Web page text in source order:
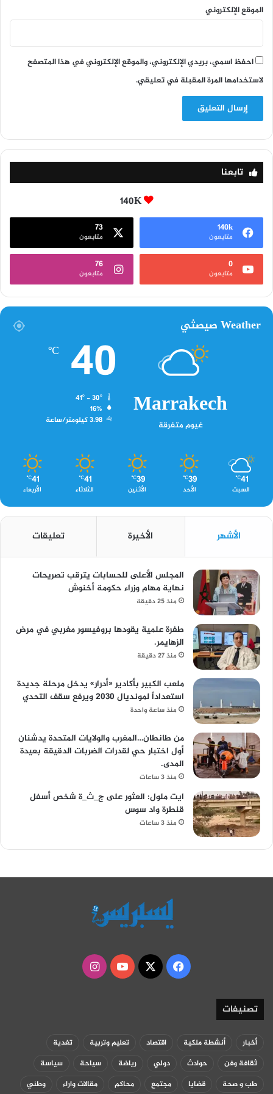
الموقع الإلكتروني
احفظ اسمي، بريدي الإلكتروني، والموقع الإلكتروني في هذا المتصفح
لاستخدامها المرة المقبلة في تعليقي.
تابعنا
140K
140k
متابعون
73
متابعون
0
متابعون
76
متابعون
Weather صيصثي
Marrakech
غيوم متفرقة
40
℃
16%
3.98 كيلومتر/ساعة
41
℃
السبت
39
℃
الأحد
39
℃
الأثنين
41
℃
الثلاثاء
41
℃
الأربعاء
الأشهر الأخيرة تعليقات
المجلس الأعلى للحسابات يترقب تصريحات
نهاية مهام وزراء حكومة أخنوش
منذ 25 دقيقة
طفرة علمية يقودها بروفيسور مغربي في مرض
الزهايمر.
منذ 27 دقيقة
ملعب الكبير بأكادير «أدرار» يدخل مرحلة جديدة
استعداداً لمونديال 2030 ويرفع سقف التحدي
منذ ساعة واحدة
من طانطان…المغرب والولايات المتحدة يدشنان
أول اختبار حي لقدرات الضربات الدقيقة بعيدة
المدى.
منذ 3 ساعات
ايت ملول: العثور على ج_ث_ة شخص أسفل
قنطرة واد سوس
منذ 3 ساعات
فيسبوك
‫X
‫YouTubeانستقرام
تصنيفات
أخبار أنشطة ملكية اقتصاد تعليم وتربية
تغدية
ثقافة وفن
حوادث دولي رياضة سياحة
سياسة
طب و صحة
قضايا مجتمع محاكم مقالات واراء وطني